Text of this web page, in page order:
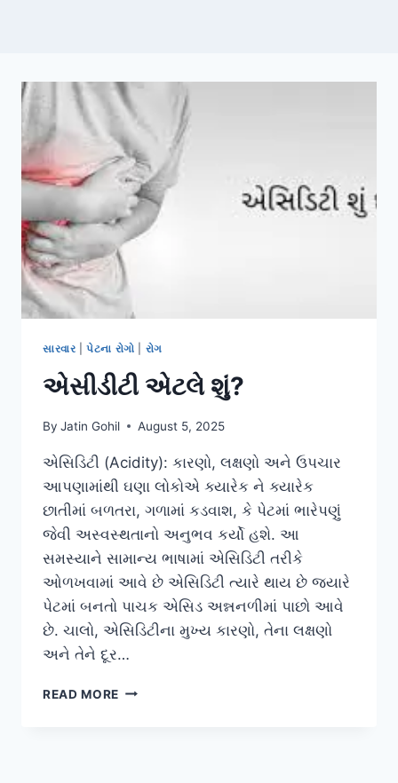
સારવાર |પેટના રોગો રોગ
એસીડીટી એટલે શું?
By Jatin Gohil August 5, 2025
એસિડિટી (Acidity): કારણો, લક્ષણો અને ઉપચાર
આપણામાંથી ઘણા લોકોએ ક્યારેક ને ક્યારેક
છાતીમાં બળતરા, ગળામાં કડવાશ, કે પેટમાં ભારેપણું
જેવી અસ્વસ્થતાનો અનુભવ કર્યો હશે. આ
સમસ્યાને સામાન્ય ભાષામાં એસિડિટી તરીકે
ઓળખવામાં આવે છે એસિડિટી ત્યારે થાય છે જ્યારે
પેટમાં બનતો પાચક એસિડ અન્નનળીમાં પાછો આવે
છે. ચાલો, એસિડિટીના મુખ્ય કારણો, તેના લક્ષણો
અને તેને દૂર…
READ MORE એસીડીટી